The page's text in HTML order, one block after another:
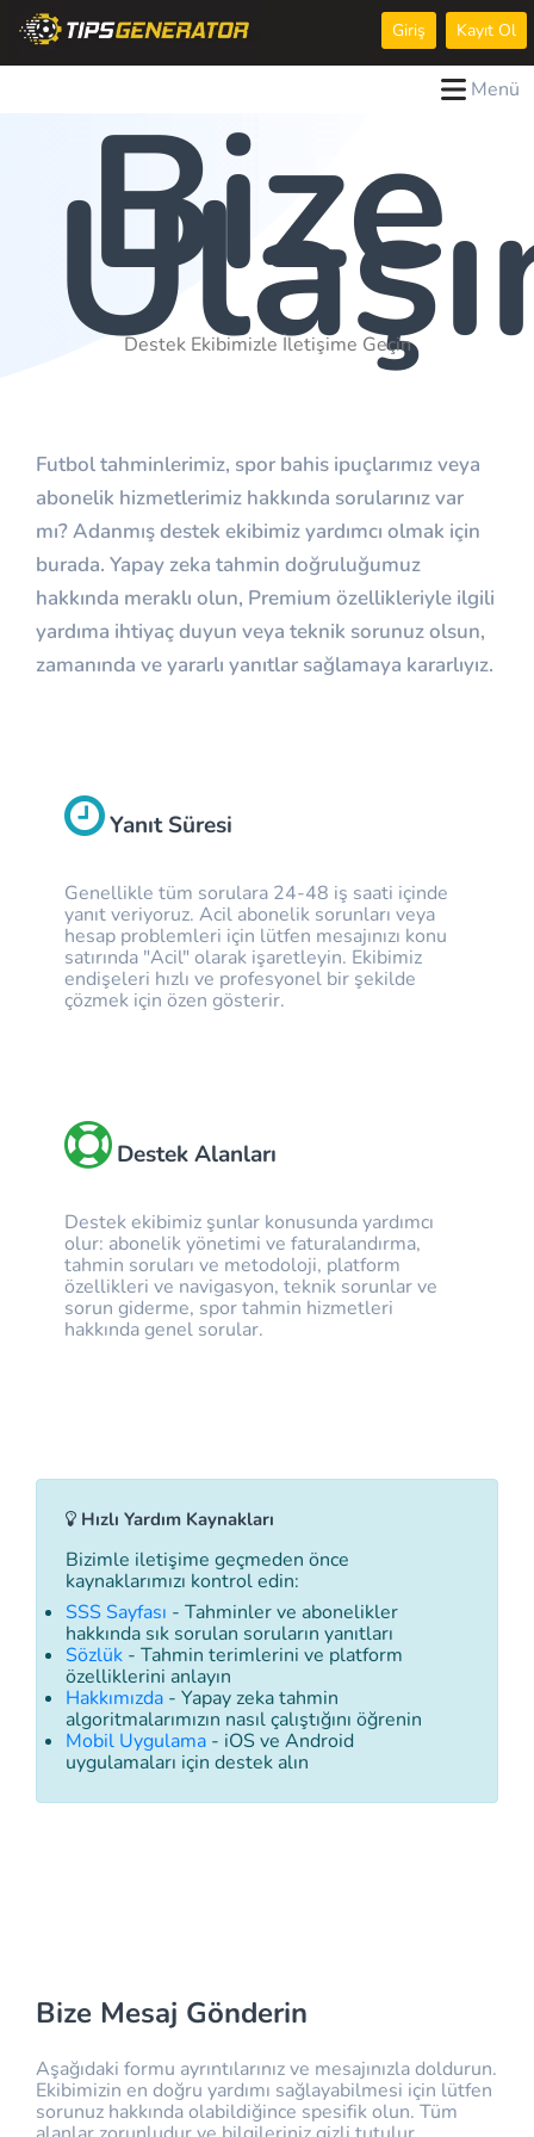
Giriş Kayıt Ol
Menü
Bize
Destek Ekibimizle İletişime Geçin
Futbol tahminlerimiz, spor bahis ipuçlarımız veya
abonelik hizmetlerimiz hakkında sorularınız var
mı? Adanmış destek ekibimiz yardımcı olmak için
burada. Yapay zeka tahmin doğruluğumuz
hakkında meraklı olun, Premium özellikleriyle ilgili
yardıma ihtiyaç duyun veya teknik sorunuz olsun,
zamanında ve yararlı yanıtlar sağlamaya kararlıyız.
Yanıt Süresi
Genellikle tüm sorulara 24-48 iş saati içinde
yanıt veriyoruz. Acil abonelik sorunları veya
hesap problemleri için lütfen mesajınızı konu
satırında "Acil" olarak işaretleyin. Ekibimiz
endişeleri hızlı ve profesyonel bir şekilde
çözmek için özen gösterir.
Destek Alanları
Destek ekibimiz şunlar konusunda yardımcı
olur: abonelik yönetimi ve faturalandırma,
tahmin soruları ve metodoloji, platform
özellikleri ve navigasyon, teknik sorunlar ve
sorun giderme, spor tahmin hizmetleri
hakkında genel sorular.
Hızlı Yardım Kaynakları
Bizimle iletişime geçmeden önce
kaynaklarımızı kontrol edin:
SSS Sayfası - Tahminler ve abonelikler
hakkında sık sorulan soruların yanıtları
Sözlük - Tahmin terimlerini ve platform
özelliklerini anlayın
Hakkımızda - Yapay zeka tahmin
algoritmalarımızın nasıl çalıştığını öğrenin
Mobil Uygulama - iOS ve Android
uygulamaları için destek alın
Bize Mesaj Gönderin
Aşağıdaki formu ayrıntılarınız ve mesajınızla doldurun.
Ekibimizin en doğru yardımı sağlayabilmesi için lütfen
sorunuz hakkında olabildiğince spesifik olun. Tüm